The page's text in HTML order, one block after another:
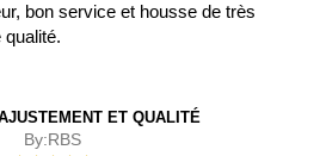
bon service et housse de très
qualité.
ET QUALITÉ
By:RBS